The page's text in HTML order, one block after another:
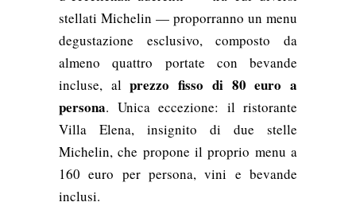
stellati Michelin — proporranno un menu
degustazione esclusivo, composto da
almeno quattro portate con bevande
incluse, alprezzo fisso di 80 euro a
persona. Unica eccezione: il ristorante
Villa Elena, insignito di due stelle
Michelin, che propone il proprio menu a
160 euro per persona, vini e bevande
inclusi.